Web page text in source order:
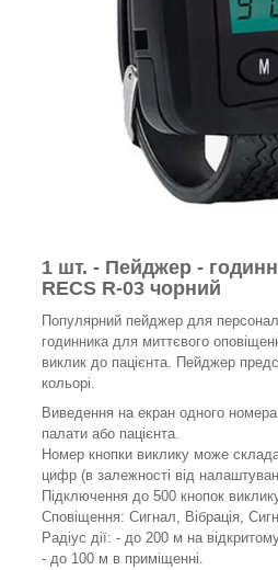
1 шт. - Пейджер -
RECS R-03 чорний
Популярний пейджер для
годинника для миттєвого
виклик до пацієнта. Пейджер
кольорі.
Виведення на екран одного
палати або пацієнта.
Номер кнопки виклику може
цифр (в залежності від
Підключення до 500 кнопок
Сповіщення: Сигнал, Вібрація,
Радіус дії: - до 200 м на
- до 100 м в приміщенні.